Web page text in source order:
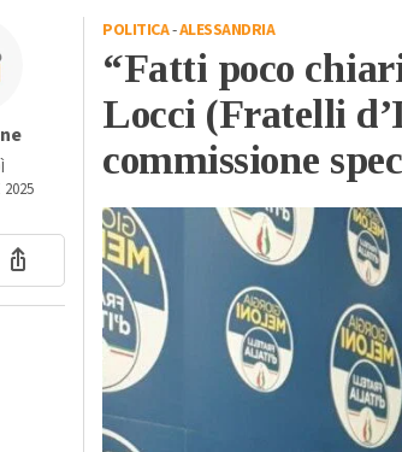
2025
POLITICA-ALESSANDRIA
“Fatti poco
Locci (Fratelli
commissione